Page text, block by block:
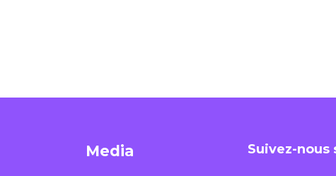
Media Suivez-nous